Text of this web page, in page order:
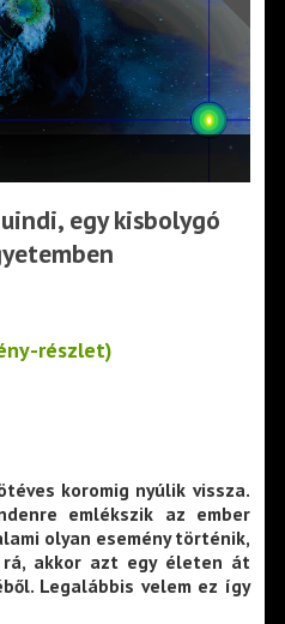
egy kisbolygó
részlet)
koromig nyúlik vissza.
emlékszik az ember
olyan esemény történik,
rá, akkor azt egy életen át
Legalábbis velem ez így